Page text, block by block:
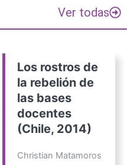
Ver todas
Los rostros de
la rebelión de
las bases
docentes
(Chile, 2014)
Christian Matamoros